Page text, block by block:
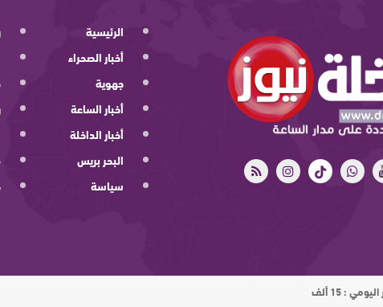
الرئيسية
أخبار الصحراء
جهوية
أخبار الساعة
أخبار الداخلة
البحر بريس
سياسة